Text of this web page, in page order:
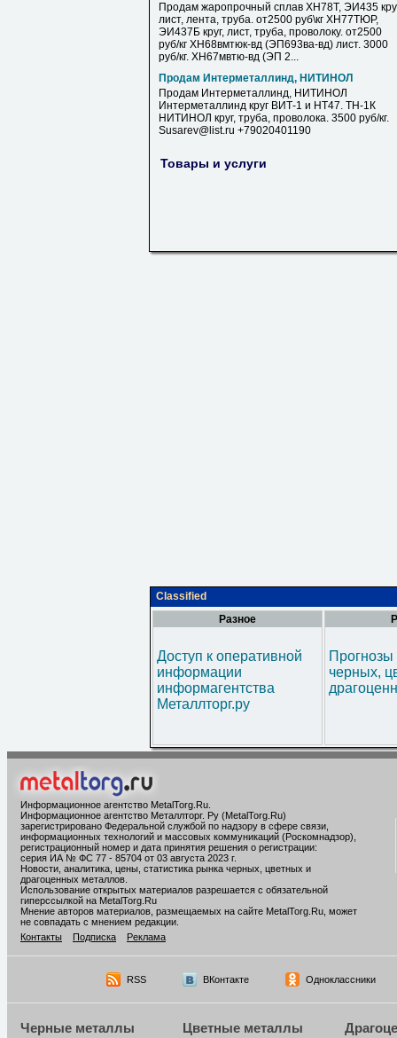
Продам жаропрочный сплав ХН78Т, ЭИ435
лист, лента, труба. от2500 руб\кг ХН77ТЮР,
ЭИ437Б круг, лист, труба, проволоку. от2500
руб/кг ХН68вмтюк-вд (ЭП693ва-вд) лист. 3000
руб/кг. ХН67мвтю-вд (ЭП 2...
Продам Интерметаллинд, НИТИНОЛ
Продам Интерметаллинд, НИТИНОЛ
Интерметаллинд круг ВИТ-1 и НТ47. ТН-1К
НИТИНОЛ круг, труба, проволока. 3500 руб/кг.
Susarev@list.ru +79020401190
Товары и услуги
Classified
Разное
Доступ к оперативной
информации
информагентства
Металлторг.ру
черных,
Информационное агентство MetalTorg.Ru
Информационное агентство Металлторг. Ру (MetalTorg.Ru)
зарегистрировано Федеральной службой по надзору в сфере связи,
информационных технологий и массовых коммуникаций (Роскомнадзор),
регистрационный номер и дата принятия решения о регистрации:
серия ИА № ФС 77 - 85704 от 03 августа 2023 г.
Новости, аналитика, цены, статистика рынка черных, цветных и
драгоценных металлов.
Использование открытых материалов разрешается с обязательной
гиперссылкой на MetalTorg.Ru
Мнение авторов материалов, размещаемых на сайте MetalTorg.Ru, может
не совпадать с мнением редакции.
Контакты
Подписка Реклама
RSS ВКонтакте Одноклассники
Черные металлы Цветные металлы